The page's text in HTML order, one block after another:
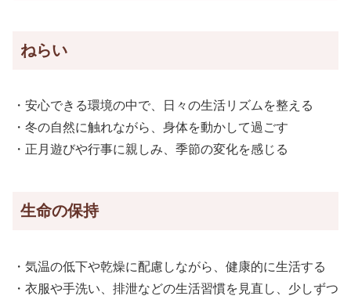
ねらい
・安心できる環境の中で、日々の生活リズムを整える
・冬の自然に触れながら、身体を動かして過ごす
・正月遊びや行事に親しみ、季節の変化を感じる
生命の保持
・気温の低下や乾燥に配慮しながら、健康的に生活する
・衣服や手洗い、排泄などの生活習慣を見直し、少しずつ